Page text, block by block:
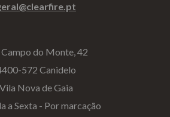
Campo do Monte, 42
572 Canidelo
Vila Nova de Gaia
a Sexta - Por marcação